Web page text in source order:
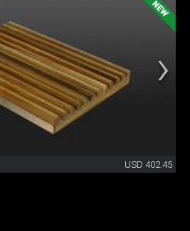
USD 402.45